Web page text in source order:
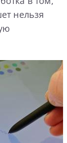
нельзя